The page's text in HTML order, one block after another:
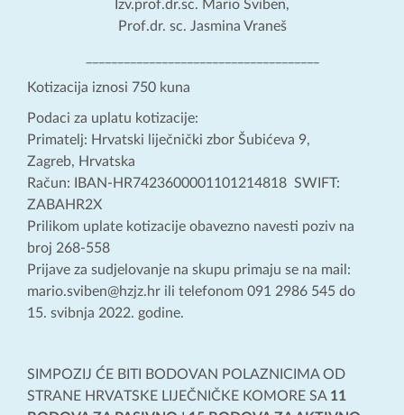
Izv.prof.dr.sc. Mario Sviben,
Prof.dr. sc. Jasmina Vraneš
Kotizacija iznosi 750 kuna
Podaci za uplatu kotizacije:
Primatelj: Hrvatski liječnički zbor Šubićeva 9,
Zagreb, Hrvatska
Račun: IBAN-HR7423600001101214818 SWIFT:
ZABAHR2X
Prilikom uplate kotizacije obavezno navesti poziv na
broj 268-558
Prijave za sudjelovanje na skupu primaju se na mail:
mario.sviben@hzjz.hr ili telefonom 091 2986 545 do
15. svibnja 2022. godine.
SIMPOZIJ ĆE BITI BODOVAN POLAZNICIMA OD
STRANE HRVATSKE LIJEČNIČKE KOMORE SA 11